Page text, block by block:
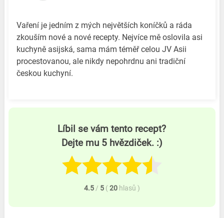
Vaření je jedním z mých největších koníčků a ráda
zkouším nové a nové recepty. Nejvíce mě oslovila asi
kuchyně asijská, sama mám téměř celou JV Asii
procestovanou, ale nikdy nepohrdnu ani tradiční
českou kuchyní.
Líbil se vám tento recept?
Dejte mu 5 hvězdiček. :)
4.5 / 5 (20 hlasů )